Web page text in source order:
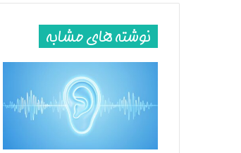
نوشته های مشابه